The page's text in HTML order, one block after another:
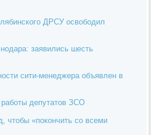
ДРСУ освободил
заявились шесть
сити-менеджера объявлен в
депутатов ЗСО
чтобы «покончить со всеми